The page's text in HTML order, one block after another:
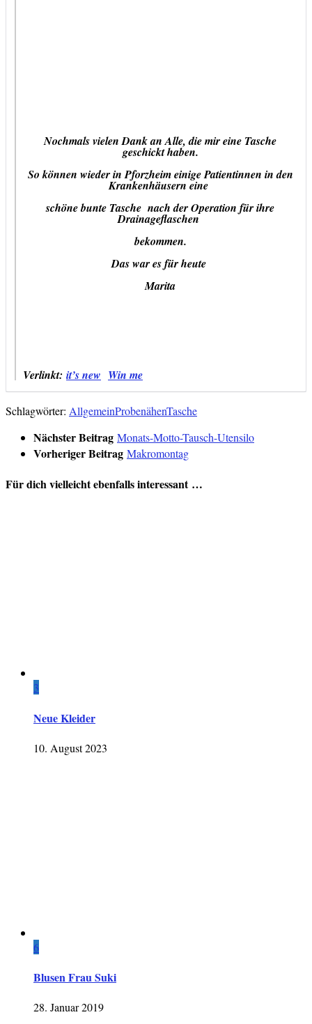
Nochmals vielen Dank an Alle, die mir eine Tasche
geschickt haben.
So können wieder in Pforzheim einige Patientinnen in den
Krankenhäusern eine
schöne bunte Tasche nach der Operation für ihre
Drainageflaschen
bekommen.
Das war es für heute
Marita
Verlinkt: it’s new Win me
Schlagwörter: AllgemeinProbenähenTasche
Nächster Beitrag Monats-Motto-Tausch-Utensilo
Vorheriger Beitrag Makromontag
Für dich vielleicht ebenfalls interessant …
3
Neue Kleider
10. August 2023
6
Blusen Frau Suki
28. Januar 2019